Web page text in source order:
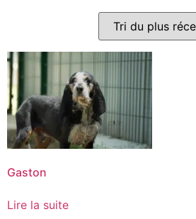
Gaston
Lire la suite